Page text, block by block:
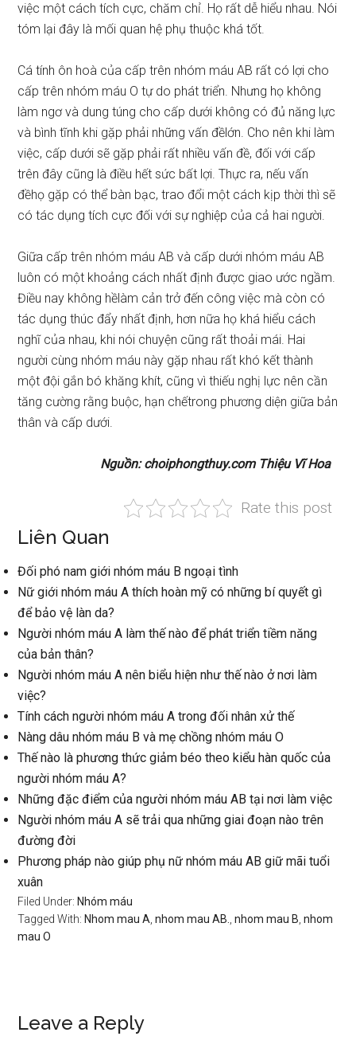
việc một cách tích cực, chăm chỉ. Họ rất dễ hiểu nhau. Nói
tóm lại đây là mối quan hệ phụ thuộc khá tốt.
Cá tính ôn hoà của cấp trên nhóm máu AB rất có lợi cho
cấp trên nhóm máu O tự do phát triển. Nhưng họ không
làm ngơ và dung túng cho cấp dưới không có đủ năng lực
và bình tĩnh khi gặp phải những vấn đềlớn. Cho nên khi làm
việc, cấp dưới sẽ gặp phải rất nhiều vấn đề, đối với cấp
trên đây cũng là điều hết sức bất lợi. Thực ra, nếu vấn
đềhọ gặp có thể bàn bạc, trao đổi một cách kịp thời thì sẽ
có tác dụng tích cực đối với sự nghiệp của cả hai người.
Giữa cấp trên nhóm máu AB và cấp dưới nhóm máu AB
luôn có một khoảng cách nhất định được giao ước ngầm.
Điều nay không hềlàm cản trở đến công việc mà còn có
tác dụng thúc đẩy nhất định, hơn nữa họ khá hiểu cách
nghĩ của nhau, khi nói chuyện cũng rất thoải mái. Hai
người cùng nhóm máu này gặp nhau rất khó kết thành
một đội gắn bó khăng khít, cũng vì thiếu nghị lực nên cần
tăng cường rằng buộc, hạn chếtrong phương diện giữa bản
thân và cấp dưới.
Nguồn: choiphongthuy.com Thiệu Vĩ Hoa
Rate this post
Liên Quan
Đối phó nam giới nhóm máu B ngoại tình
Nữ giới nhóm máu A thích hoàn mỹ có những bí quyết gì
để bảo vệ làn da?
Người nhóm máu A làm thế nào để phát triển tiềm năng
của bản thân?
Người nhóm máu A nên biểu hiện như thế nào ở nơi làm
việc?
Tính cách người nhóm máu A trong đối nhân xử thế
Nàng dâu nhóm máu B và mẹ chồng nhóm máu O
Thế nào là phương thức giảm béo theo kiểu hàn quốc của
người nhóm máu A?
Những đặc điểm của người nhóm máu AB tại nơi làm việc
Người nhóm máu A sẽ trải qua những giai đoạn nào trên
đường đời
Phương pháp nào giúp phụ nữ nhóm máu AB giữ mãi tuổi
xuân
Filed Under: Nhóm máu
Tagged With: Nhom mau A ,nhom mau AB. ,nhom mau B ,nhom
mau O
Reader
Leave a Reply